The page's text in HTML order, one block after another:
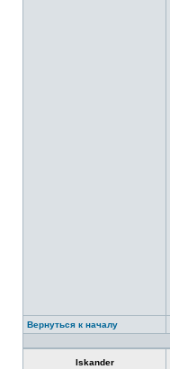
Вернуться к началу
Iskander